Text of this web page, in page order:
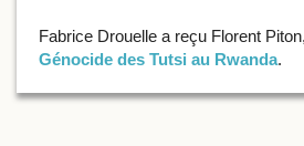
Fabrice Drouelle a reçu Florent
Génocide des Tutsi au Rwanda.